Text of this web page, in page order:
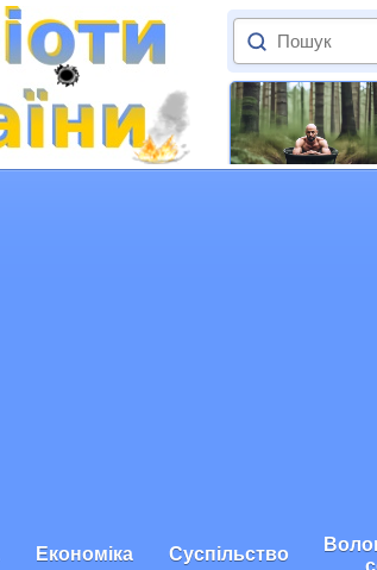
Економіка Суспільство